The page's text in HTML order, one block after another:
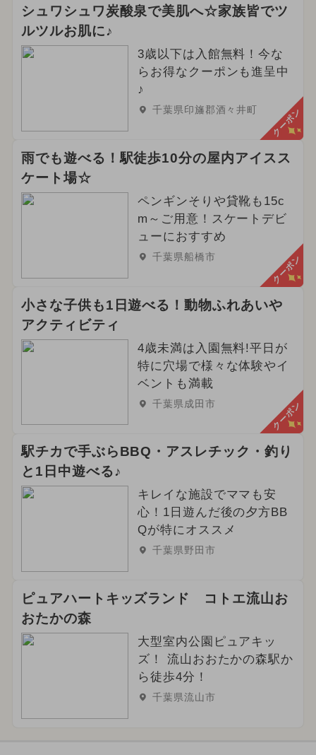
シュワシュワ炭酸泉で美肌へ☆家族皆でツ
ルツルお肌に♪
3歳以下は入館無料！今な
らお得なクーポンも進呈中
♪
千葉県印旛郡酒々井町 クーポン
雨でも遊べる！駅徒歩10分の屋内アイスス
ケート場☆
ペンギンそりや貸靴も15c
m～ご用意！スケートデビ
ューにおすすめ
千葉県船橋市 クーポン
小さな子供も1日遊べる！動物ふれあいや
アクティビティ
4歳未満は入園無料!平日が
特に穴場で様々な体験やイ
ベントも満載
千葉県成田市 クーポン
駅チカで手ぶらBBQ・アスレチック・釣り
と1日中遊べる♪
キレイな施設でママも安
心！1日遊んだ後の夕方BB
Qが特にオススメ
千葉県野田市
ピュアハートキッズランド コトエ流山お
おたかの森
大型室内公園ピュアキッ
ズ！ 流山おおたかの森駅か
ら徒歩4分！
千葉県流山市